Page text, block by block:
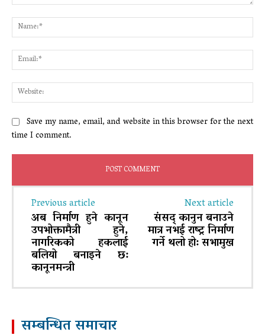
Save my name, email, and website in this browser for the next
time I comment.
Previous article
अब निर्माण हुने कानून
उपभोक्तामैत्री हुने,
नागरिकको हकलाई
बलियो बनाइने छ:
कानूनमन्त्री
Next article
संसद् कानुन बनाउने
मात्र नभई राष्ट्र निर्माण
गर्ने थलो हो: सभामुख
सम्बन्धित समाचार